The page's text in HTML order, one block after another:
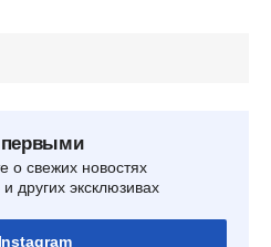
первыми
о свежих новостях
других эксклюзивах